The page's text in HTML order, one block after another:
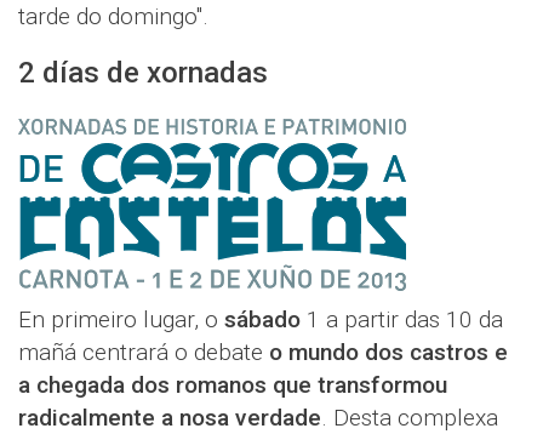
tarde do domingo".
2 días de xornadas
En primeiro lugar, o sábado 1 a partir das 10 da
mañá centrará o debate o mundo dos castros e
a chegada dos romanos que transformou
radicalmente a nosa verdade. Desta complexa